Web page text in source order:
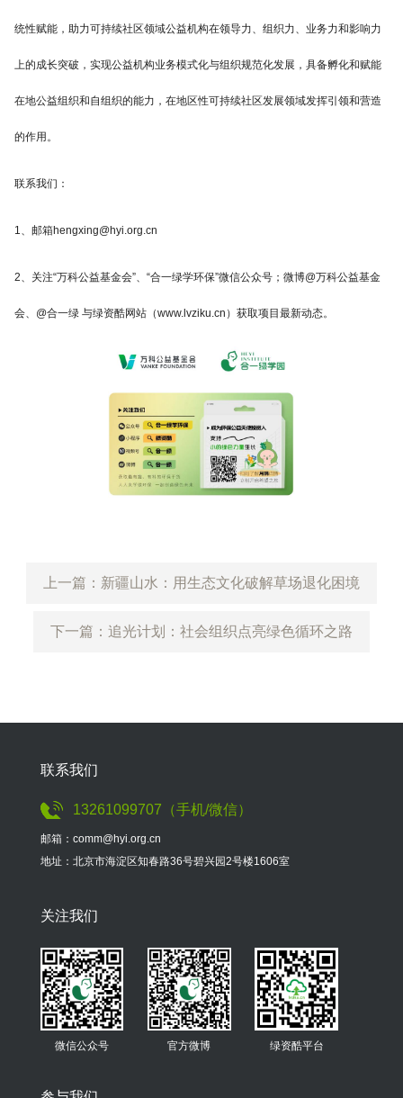
统性赋能，助力可持续社区领域公益机构在领导力、组织力、业务力和影响力
上的成长突破，实现公益机构业务模式化与组织规范化发展，具备孵化和赋能
在地公益组织和自组织的能力，在地区性可持续社区发展领域发挥引领和营造
的作用。
联系我们：
1、邮箱hengxing@hyi.org.cn
2、关注“万科公益基金会”、“合一绿学环保”微信公众号；微博@万科公益基金
会、@合一绿 与绿资酷网站（www.lvziku.cn）获取项目最新动态。
上一篇：新疆山水：用生态文化破解草场退化困境
下一篇：追光计划：社会组织点亮绿色循环之路
联系我们
13261099707（手机/微信）
邮箱：comm@hyi.org.cn
地址：北京市海淀区知春路36号碧兴园2号楼1606室
关注我们
微信公众号 官方微博 绿资酷平台